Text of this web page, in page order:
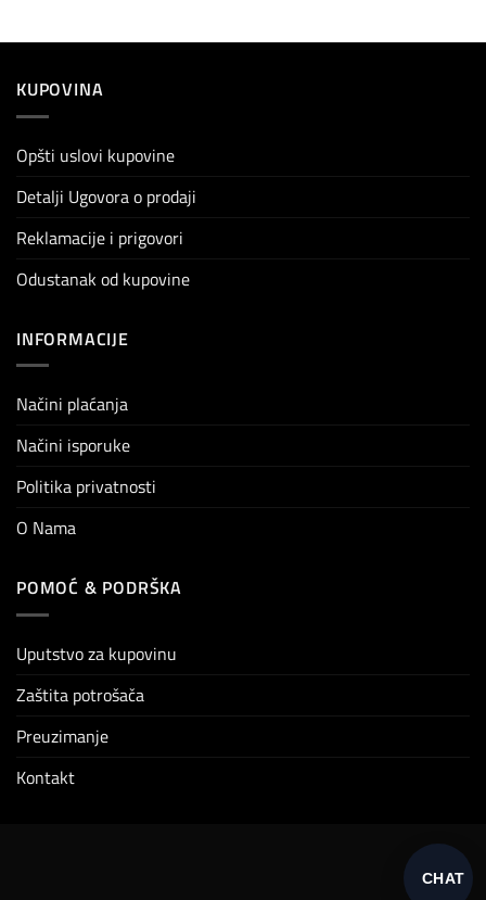
KUPOVINA
Opšti uslovi kupovine
Detalji Ugovora o prodaji
Reklamacije i prigovori
Odustanak od kupovine
INFORMACIJE
Načini plaćanja
Načini isporuke
Politika privatnosti
O Nama
POMOĆ & PODRŠKA
Uputstvo za kupovinu
Zaštita potrošača
Preuzimanje
Kontakt
CHAT